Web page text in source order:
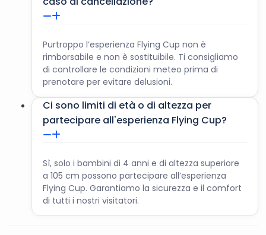
Purtroppo l’esperienza Flying Cup non è
rimborsabile e non è sostituibile. Ti consigliamo
di controllare le condizioni meteo prima di
prenotare per evitare delusioni.
Ci sono limiti di età o di altezza per
partecipare all'esperienza Flying Cup?
Sì, solo i bambini di 4 anni e di altezza superiore
a 105 cm possono partecipare all’esperienza
Flying Cup. Garantiamo la sicurezza e il comfort
di tutti i nostri visitatori.